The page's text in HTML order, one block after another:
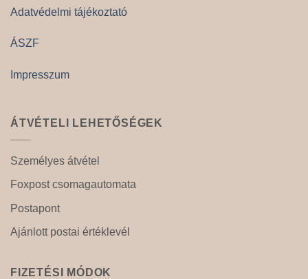
Adatvédelmi tájékoztató
ÁSZF
Impresszum
ÁTVÉTELI LEHETŐSÉGEK
Személyes átvétel
Foxpost csomagautomata
Postapont
Ajánlott postai értéklevél
FIZETÉSI MÓDOK